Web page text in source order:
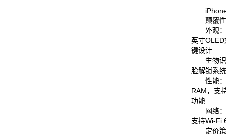
iPhone
颠覆性
外观：
英寸
键设计
生物识
脸解锁系统
性能：
RAM，支
功能
网络：
支持Wi-Fi
定价策